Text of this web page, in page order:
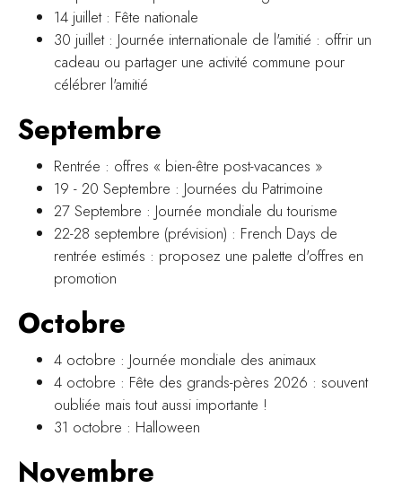
14 juillet : Fête nationale
30 juillet : Journée internationale de l'amitié : offrir un
cadeau ou partager une activité commune pour
célébrer l'amitié
Septembre
Rentrée : offres « bien-être post-vacances »
19 - 20 Septembre : Journées du Patrimoine
27 Septembre : Journée mondiale du tourisme
22-28 septembre (prévision) : French Days de
rentrée estimés : proposez une palette d'offres en
promotion
Octobre
4 octobre : Journée mondiale des animaux
4 octobre : Fête des grands-pères 2026 : souvent
oubliée mais tout aussi importante !
31 octobre : Halloween
Novembre